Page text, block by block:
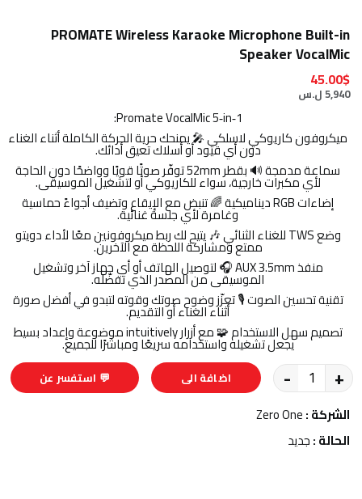
PROMATE Wireless Karaoke Microphone Built-in
Speaker VocalMic
45.00$
5,940 ل.س
Promate VocalMic 5‑in‑1:
ميكروفون كاريوكي لاسلكي 🎤 يمنحك حرية الحركة الكاملة أثناء الغناء
دون أي قيود أو أسلاك تعيق أدائك.
سماعة مدمجة 🔊 بقطر 52mm توفّر صوتًا قويًا وواضحًا دون الحاجة
لأي مكبرات خارجية، سواء للكاريوكي أو لتشغيل الموسيقى.
إضاءات RGB ديناميكية 🌈 تنبض مع الإيقاع وتضيف أجواءً حماسية
وغامرة لأي جلسة غنائية.
وضع TWS للغناء الثنائي 🎶 يتيح لك ربط ميكروفونين معًا لأداء دويتو
ممتع ومشاركة اللحظة مع الآخرين.
منفذ AUX 3.5mm 🎧 لتوصيل الهاتف أو أي جهاز آخر وتشغيل
الموسيقى من المصدر الذي تفضّله.
تقنية تحسين الصوت 🎙️ تعزّز وضوح صوتك وقوته لتبدو في أفضل صورة
أثناء الغناء أو التقديم.
تصميم سهل الاستخدام 🧩 مع أزرار intuitively موضوعة وإعداد بسيط
يجعل تشغيله واستخدامه سريعًا ومباشرًا للجميع.
- +
اضافة الى
💬 استفسر عن
الشركة :Zero One
الحالة :جديد